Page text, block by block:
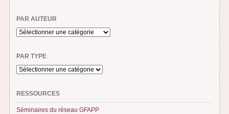
PAR AUTEUR
PAR TYPE
RESSOURCES
Séminaires du réseau GFAPP